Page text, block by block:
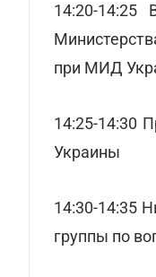
14:20-14:25
при МИД
14:25-14:30
Украины
14:30-14:35
группы по